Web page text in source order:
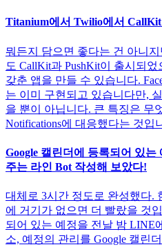
Titanium에서 Twilio에서
뭐든지 담으면 좋다는 건 아니지
도 CallKit과 PushKit이 출시되
갖춘 앱을 만들 수 있습니다.
는 이미 구현되고 있습니다만,
을 뿐이 아닙니다. 큰 특징은 무
Notifications에 대응했다는 것입
Google 캘린더에 등록되어 있는
주는 라인 Bot 작성해 보았다!
대체로 3시간 정도로 완성했다.
에 거기가 없으면 더 빨랐을 것
되어 있는 예정을 전날 밤 LINE
소, 예정의 관리를 Google 캘린